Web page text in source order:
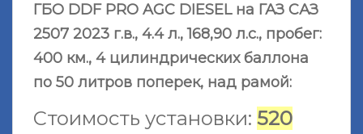
ГБО DDF PRO AGС DIESEL на ГАЗ САЗ
2507 2023 г.в., 4.4 л., 168,90 л.с., пробег:
400 км., 4 цилиндрических баллона
по 50 литров поперек, над рамой:
Стоимость установки: 520